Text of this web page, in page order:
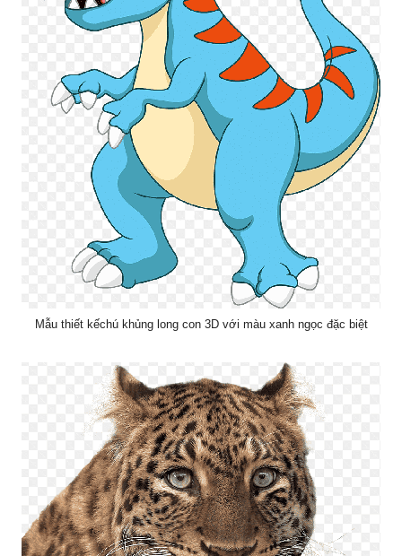
Mẫu thiết kếchú khủng long con 3D với màu xanh ngọc đặc biệt